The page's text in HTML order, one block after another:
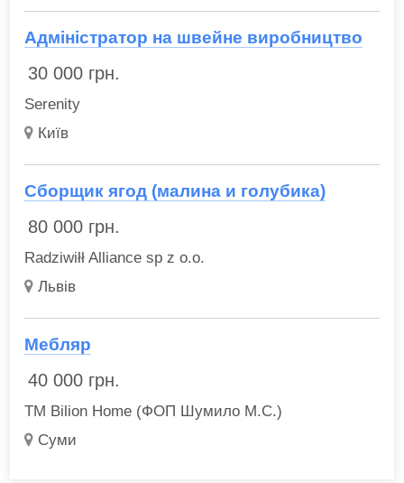
Адміністратор на швейне виробництво
30 000 грн.
Serenity
Київ
Сборщик ягод (малина и голубика)
80 000 грн.
Radziwiłł Alliance sp z o.o.
Львів
Мебляр
40 000 грн.
ТМ Bilion Home (ФОП Шумило М.С.)
Суми